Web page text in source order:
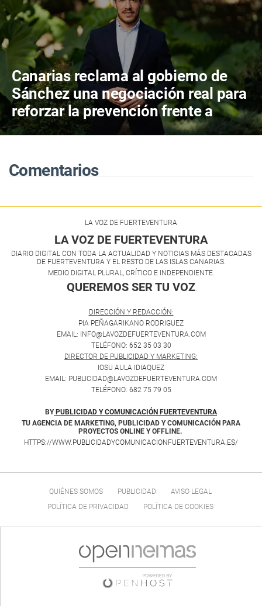
Canarias reclama al gobierno de
Sánchez una negociación real para
reforzar la prevención frente a
incendios y la gestión forestal
Comentarios
LA VOZ DE FUERTEVENTURA
LA VOZ DE FUERTEVENTURA
DIARIO DIGITAL CON TODA LA ACTUALIDAD Y NOTICIAS MÁS DESTACADAS
DE FUERTEVENTURA Y EL RESTO DE LAS ISLAS CANARIAS.
MEDIO DIGITAL PLURAL, CRÍTICO E INDEPENDIENTE.
QUEREMOS SER TU VOZ
DIRECCIÓN Y REDACCIÓN:
PIA PEÑAGARIKANO RODRIGUEZ
EMAIL: INFO@LAVOZDEFUERTEVENTURA.COM
TELÉFONO: 652 35 03 30
DIRECTOR DE PUBLICIDAD Y MARKETING:
IOSU AULA IDIAQUEZ
EMAIL: PUBLICIDAD@LAVOZDEFUERTEVENTURA.COM
TELÉFONO: 682 75 79 05
BY PUBLICIDAD Y COMUNICACIÓN FUERTEVENTURA
TU AGENCIA DE MARKETING, PUBLICIDAD Y COMUNICACIÓN PARA
PROYECTOS ONLINE Y OFFLINE.
HTTPS://WWW.PUBLICIDADYCOMUNICACIONFUERTEVENTURA.ES/
QUIÉNES SOMOS PUBLICIDAD
AVISO LEGAL
POLÍTICA DE PRIVACIDAD
POLÍTICA DE COOKIES